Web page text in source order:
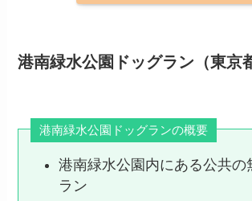
港南緑水公園ドッグラン（東京
港南緑水公園ドッグランの概要
港南緑水公園内にある公共の
ラン